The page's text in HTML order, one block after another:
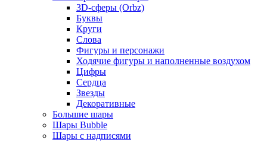
3D-сферы (Orbz)
Буквы
Круги
Слова
Фигуры и персонажи
Ходячие фигуры и наполненные воздухом
Цифры
Сердца
Звезды
Декоративные
Большие шары
Шары Bubble
Шары с надписями